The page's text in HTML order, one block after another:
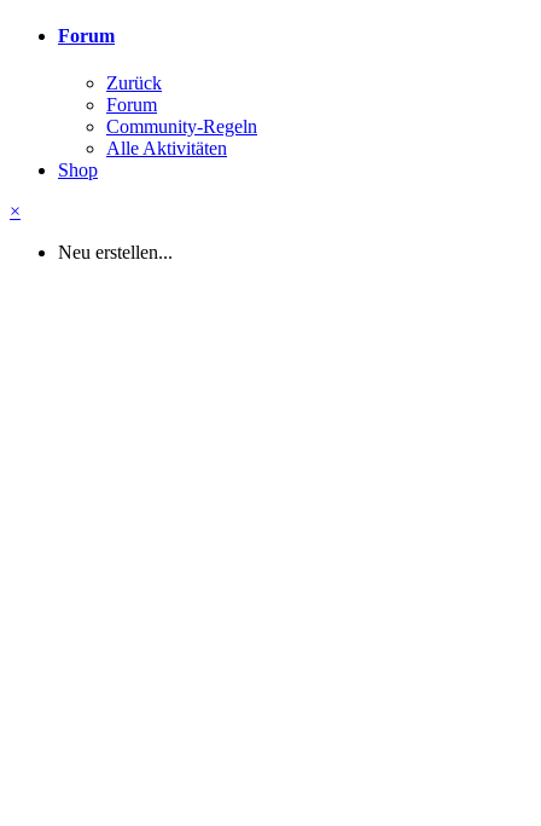
Forum
Zurück
Forum
Community-Regeln
Alle Aktivitäten
Shop
×
Neu erstellen...